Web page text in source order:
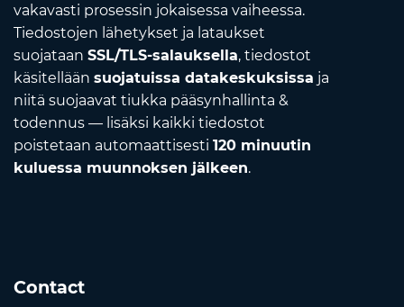
vakavasti prosessin jokaisessa vaiheessa.
Tiedostojen lähetykset ja lataukset
suojataan SSL/TLS-salauksella, tiedostot
käsitellään suojatuissa datakeskuksissa ja
niitä suojaavat tiukka pääsynhallinta &
todennus — lisäksi kaikki tiedostot
poistetaan automaattisesti 120 minuutin
kuluessa muunnoksen jälkeen.
Contact